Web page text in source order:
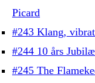
Picard
#243 Klang,
#244 10 års
#245 The